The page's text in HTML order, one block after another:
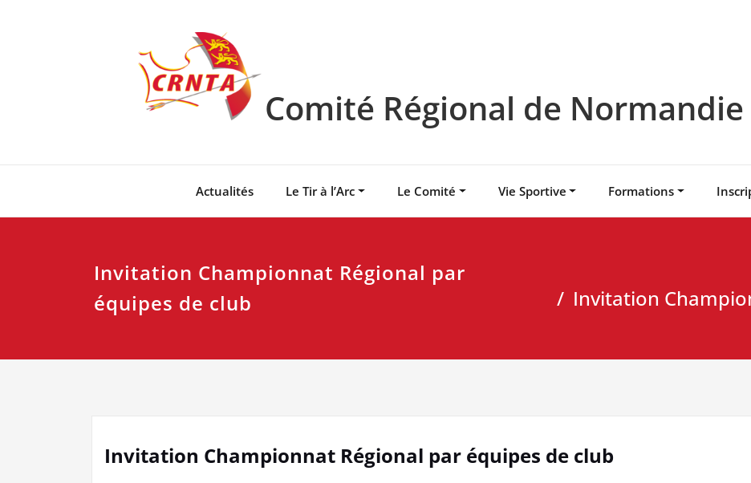
Comité Régional de
Actualités Le Tir à l’Arc Le Comité Vie Sportive Formations
Invitation Championnat Régional par
équipes de club
Invitation
Invitation Championnat Régional par équipes de club